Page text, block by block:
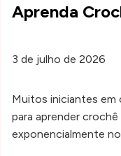
Aprenda
3 de julho de 2026
Muitos iniciantes em
para aprender
exponencialmente